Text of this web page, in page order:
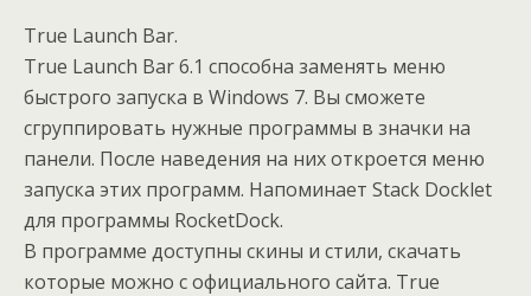
True Launch Bar.
True Launch Bar 6.1 способна заменять меню
быстрого запуска в Windows 7. Вы сможете
сгруппировать нужные программы в значки на
панели. После наведения на них откроется меню
запуска этих программ. Напоминает Stack Docklet
для программы RocketDock.
В программе доступны скины и стили, скачать
которые можно с официального сайта. True